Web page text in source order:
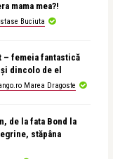
mama mea?!
Buciuta
– femeia fantastică
dincolo de el
Marea Dragoste
de la fata Bond la
stăpâna